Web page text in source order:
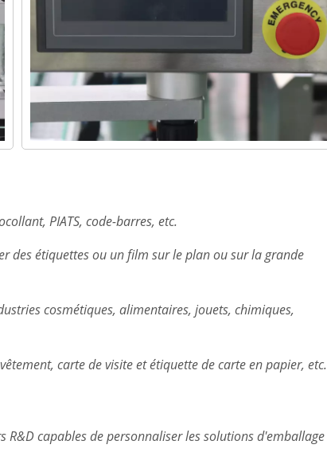
PIATS, code-barres, etc.
des étiquettes ou un film sur le plan ou sur la grande
cosmétiques, alimentaires, jouets, chimiques,
carte de visite et étiquette de carte en papier, etc.
capables de personnaliser les solutions d'emballage